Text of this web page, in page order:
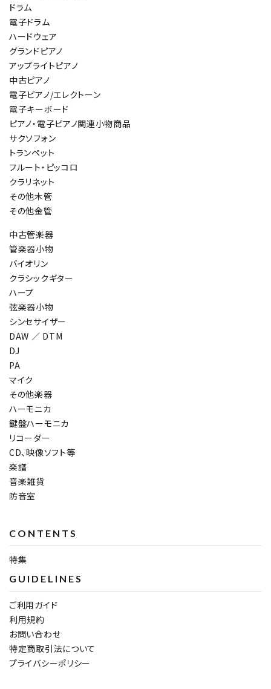
ドラム
電子ドラム
ハードウェア
グランドピアノ
アップライトピアノ
中古ピアノ
電子ピアノ/エレクトーン
電子キーボード
ピアノ・電子ピアノ関連小物商品
サクソフォン
トランペット
フルート・ピッコロ
クラリネット
その他木管
その他金管
中古管楽器
管楽器小物
バイオリン
クラシックギター
ハープ
弦楽器小物
シンセサイザー
DAW ／ DTM
DJ
PA
マイク
その他楽器
ハーモニカ
鍵盤ハーモニカ
リコーダー
CD、映像ソフト等
楽譜
音楽雑貨
防音室
CONTENTS
特集
GUIDELINES
ご利用ガイド
利用規約
お問い合わせ
特定商取引法について
プライバシーポリシー